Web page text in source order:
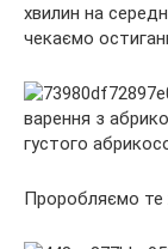
хвилин на
чекаємо
Проробляємо те